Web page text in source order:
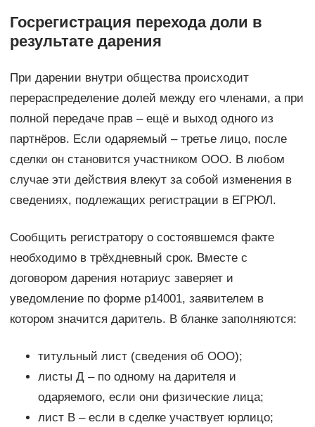
Госрегистрация перехода доли в
результате дарения
При дарении внутри общества происходит
перераспределение долей между его членами, а при
полной передаче прав – ещё и выход одного из
партнёров. Если одаряемый – третье лицо, после
сделки он становится участником ООО. В любом
случае эти действия влекут за собой изменения в
сведениях, подлежащих регистрации в ЕГРЮЛ.
Сообщить регистратору о состоявшемся факте
необходимо в трёхдневный срок. Вместе с
договором дарения нотариус заверяет и
уведомление по форме р14001, заявителем в
котором значится даритель. В бланке заполняются:
титульный лист (сведения об ООО);
листы Д – по одному на дарителя и
одаряемого, если они физические лица;
лист В – если в сделке участвует юрлицо;